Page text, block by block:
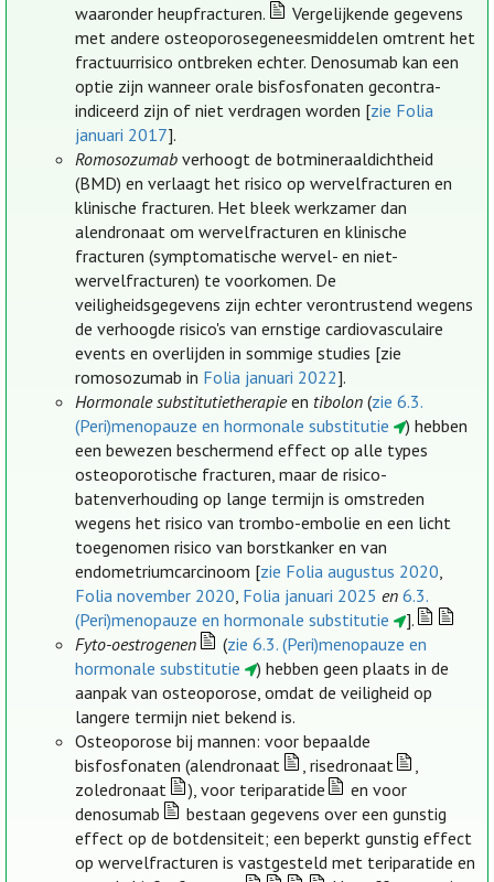
waaronder heupfracturen.
Vergelijkende gegevens
met andere osteoporosegeneesmiddelen omtrent het
fractuurrisico ontbreken echter. Denosumab kan een
optie zijn wanneer orale bisfosfonaten gecontra-
indiceerd zijn of niet verdragen worden [zie Folia
januari 2017].
Romosozumab verhoogt de botmineraaldichtheid
(BMD) en verlaagt het risico op wervelfracturen en
klinische fracturen. Het bleek werkzamer dan
alendronaat om wervelfracturen en klinische
fracturen (symptomatische wervel- en niet-
wervelfracturen) te voorkomen. De
veiligheidsgegevens zijn echter verontrustend wegens
de verhoogde risico's van ernstige cardiovasculaire
events en overlijden in sommige studies [zie
romosozumab in Folia januari 2022].
Hormonale substitutietherapieen tibolon (zie 6.3.
(Peri)menopauze en hormonale substitutie
) hebben
een bewezen beschermend effect op alle types
osteoporotische fracturen, maar de risico-
batenverhouding op lange termijn is omstreden
wegens het risico van trombo-embolie en een licht
toegenomen risico van borstkanker en van
endometriumcarcinoom [zie Folia augustus 2020,
Folia november 2020, Folia januari 2025 en 6.3.
(Peri)menopauze en hormonale substitutie
].
Fyto-oestrogenen
(zie 6.3. (Peri)menopauze en
hormonale substitutie
) hebben geen plaats in de
aanpak van osteoporose, omdat de veiligheid op
langere termijn niet bekend is.
Osteoporose bij mannen: voor bepaalde
bisfosfonaten (alendronaat
, risedronaat
,
zoledronaat
), voor teriparatide
en voor
denosumab
bestaan gegevens over een gunstig
effect op de botdensiteit; een beperkt gunstig effect
op wervelfracturen is vastgesteld met teriparatide en